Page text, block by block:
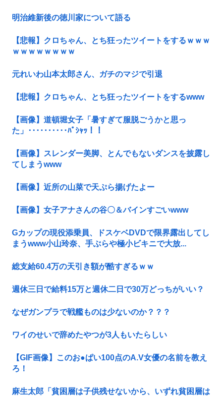
明治維新後の徳川家について語る
【悲報】クロちゃん、とち狂ったツイートをするｗｗｗ
ｗｗｗｗｗｗｗｗ
元れいわ山本太郎さん、ガチのマジで引退
【悲報】クロちゃん、とち狂ったツイートをするwww
【画像】道頓堀女子「暑すぎて服脱ごうかと思っ
た」･･････････ﾊﾟｼｬｯ！！
【画像】スレンダー美脚、とんでもないダンスを披露し
てしまうwww
【画像】近所の山菜で天ぷら揚げたよー
【画像】女子アナさんの谷〇＆バインすごいwww
Gカップの現役添乗員、ドスケベDVDで限界露出してし
まうwww小山玲奈、手ぶらや極小ビキニで大放...
総支給60.4万の天引き額が酷すぎるｗｗ
週休三日で給料15万と週休二日で30万どっちがいい？
なぜガンプラで戦艦ものは少ないのか？？？
ワイのせいで辞めたやつが3人もいたらしい
【GIF画像】このお●ぱい100点のA.V女優の名前を教え
ろ！
麻生太郎「貧困層は子供残せないから、いずれ貧困層は